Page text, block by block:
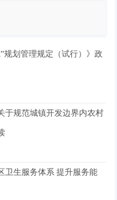
规划管理规定（试行）》政
于规范城镇开发边界内农村
卫生服务体系 提升服务能